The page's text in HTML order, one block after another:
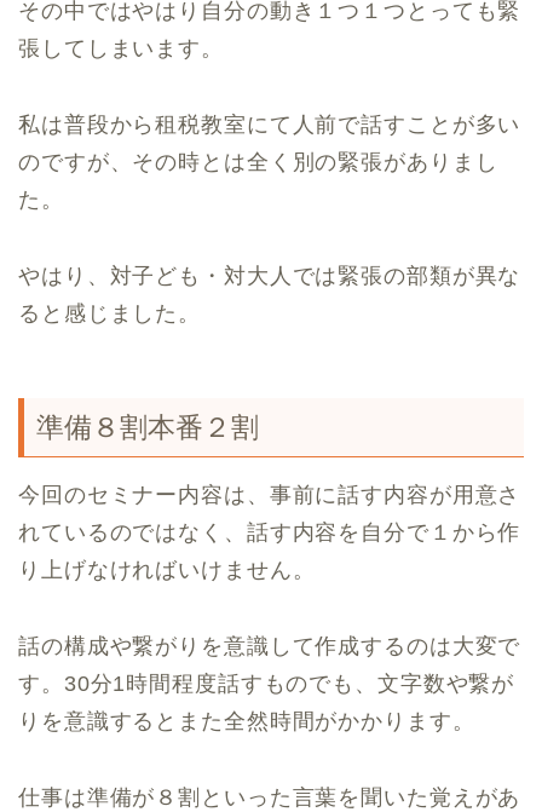
その中ではやはり自分の動き１つ１つとっても緊
張してしまいます。
私は普段から租税教室にて人前で話すことが多い
のですが、その時とは全く別の緊張がありまし
た。
やはり、対子ども・対大人では緊張の部類が異な
ると感じました。
準備８割本番２割
今回のセミナー内容は、事前に話す内容が用意さ
れているのではなく、話す内容を自分で１から作
り上げなければいけません。
話の構成や繋がりを意識して作成するのは大変で
す。30分1時間程度話すものでも、文字数や繋が
りを意識するとまた全然時間がかかります。
仕事は準備が８割といった言葉を聞いた覚えがあ